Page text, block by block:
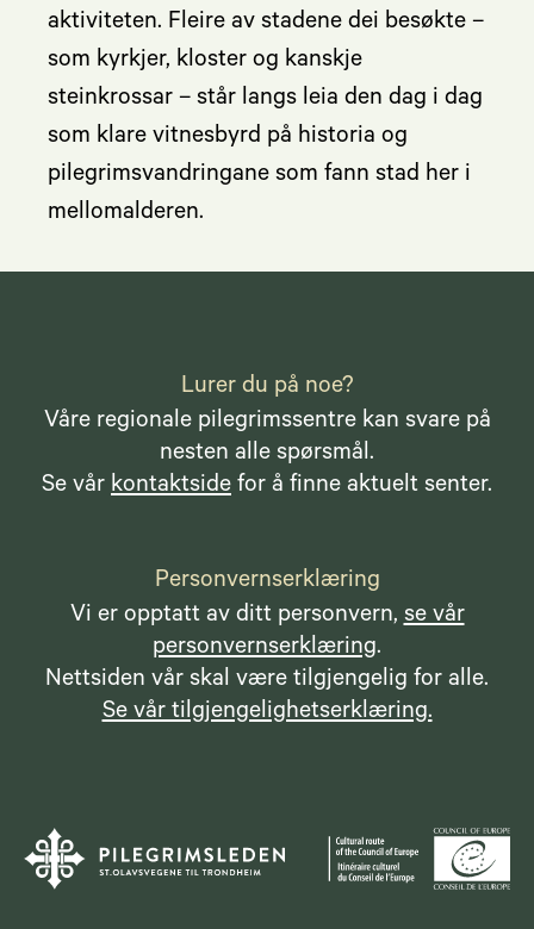
aktiviteten. Fleire av stadene dei besøkte –
som kyrkjer, kloster og kanskje
steinkrossar – står langs leia den dag i dag
som klare vitnesbyrd på historia og
pilegrimsvandringane som fann stad her i
mellomalderen.
Lurer du på noe?
Våre regionale pilegrimssentre kan svare på
nesten alle spørsmål.
Se vår kontaktside for å finne aktuelt senter.
Personvernserklæring
Vi er opptatt av ditt personvern,se vår
personvernserklæring.
Nettsiden vår skal være tilgjengelig for alle.
Se vår tilgjengelighetserklæring.